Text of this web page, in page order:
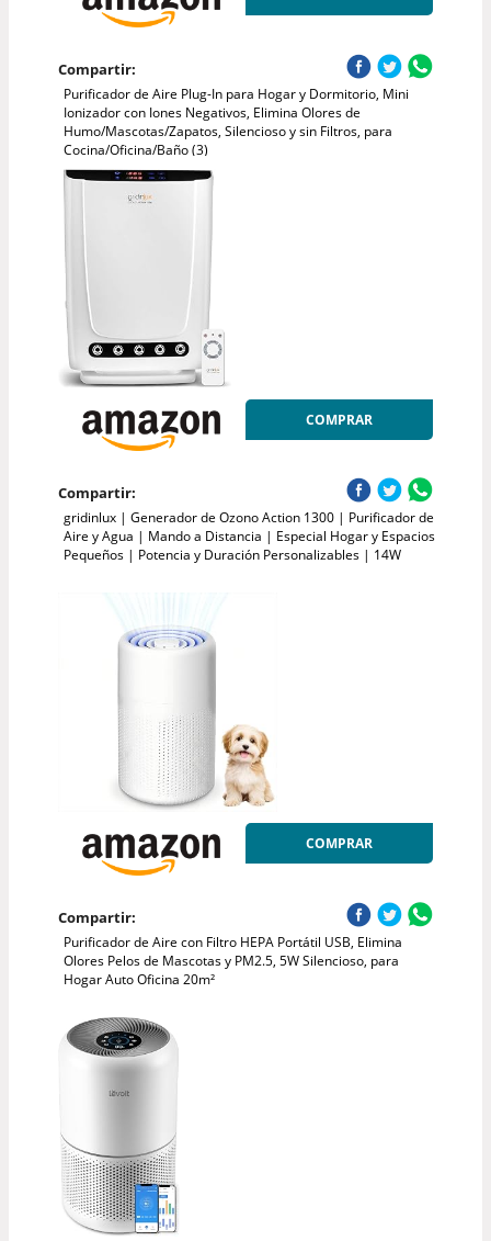
Compartir:
Purificador de Aire Plug-In para Hogar y Dormitorio, Mini
Ionizador con Iones Negativos, Elimina Olores de
Humo/Mascotas/Zapatos, Silencioso y sin Filtros, para
Cocina/Oficina/Baño (3)
COMPRAR
Compartir:
gridinlux | Generador de Ozono Action 1300 | Purificador de
Aire y Agua | Mando a Distancia | Especial Hogar y Espacios
Pequeños | Potencia y Duración Personalizables | 14W
COMPRAR
Compartir:
Purificador de Aire con Filtro HEPA Portátil USB, Elimina
Olores Pelos de Mascotas y PM2.5, 5W Silencioso, para
Hogar Auto Oficina 20m²